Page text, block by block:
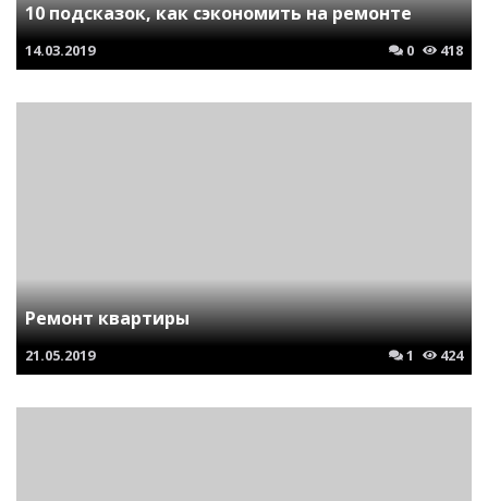
10 подсказок, как сэкономить на ремонте
14.03.2019 0 418
Ремонт квартиры
21.05.2019 1 424